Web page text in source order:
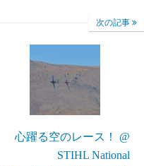
次の記事
心躍る空のレース！ @
STIHL National